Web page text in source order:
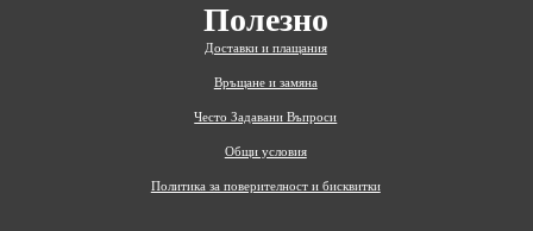
Полезно
Доставки и плащания
Връщане и замяна
Често Задавани Въпроси
Общи условия
Политика за поверителност и бисквитки